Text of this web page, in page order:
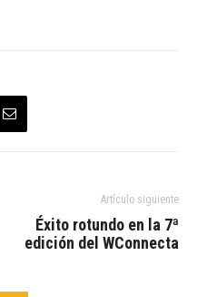
Artículo siguiente
Éxito rotundo en la 7ª
edición del WConnecta